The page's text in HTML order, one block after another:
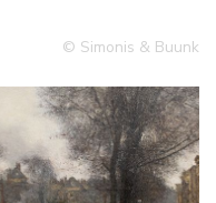
© Simonis & Buunk